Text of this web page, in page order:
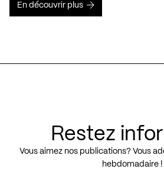
En découvrir plus
Restez
Vous aimez nos publications? Vous
hebdomadaire !